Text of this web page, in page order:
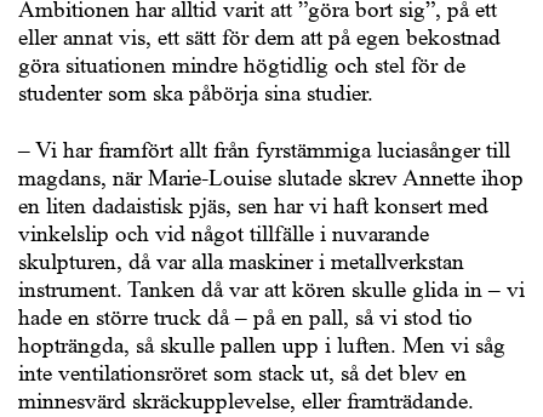
Ambitionen har alltid varit att ”göra bort sig”, på ett
eller annat vis, ett sätt för dem att på egen bekostnad
göra situationen mindre högtidlig och stel för de
studenter som ska påbörja sina studier.
– Vi har framfört allt från fyrstämmiga luciasånger till
magdans, när Marie-Louise slutade skrev Annette ihop
en liten dadaistisk pjäs, sen har vi haft konsert med
vinkelslip och vid något tillfälle i nuvarande
skulpturen, då var alla maskiner i metallverkstan
instrument. Tanken då var att kören skulle glida in – vi
hade en större truck då – på en pall, så vi stod tio
hopträngda, så skulle pallen upp i luften. Men vi såg
inte ventilationsröret som stack ut, så det blev en
minnesvärd skräckupplevelse, eller framträdande.